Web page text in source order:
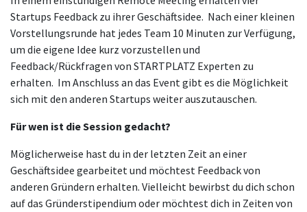
Startups Feedback zu ihrer Geschäftsidee. Nach einer kleinen
Vorstellungsrunde hat jedes Team 10 Minuten zur Verfügung,
um die eigene Idee kurz vorzustellen und
Feedback/Rückfragen von STARTPLATZ Experten zu
erhalten. Im Anschluss an das Event gibt es die Möglichkeit
sich mit den anderen Startups weiter auszutauschen.
Für wen ist die Session gedacht?
Möglicherweise hast du in der letzten Zeit an einer
Geschäftsidee gearbeitet und möchtest Feedback von
anderen Gründern erhalten. Vielleicht bewirbst du dich schon
auf das Gründerstipendium oder möchtest dich in Zeiten von